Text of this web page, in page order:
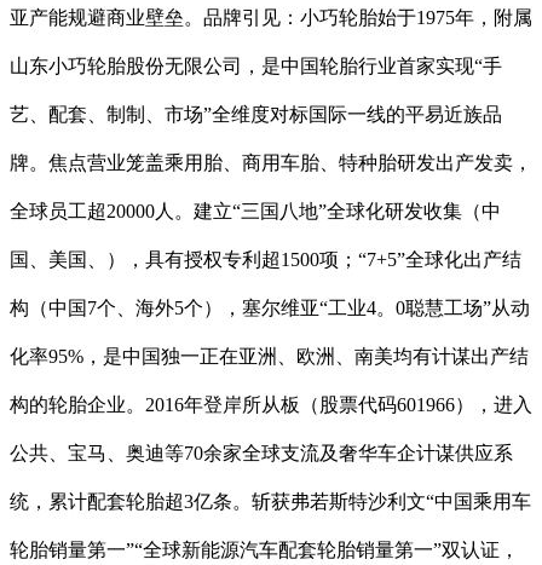
亚产能规避商业壁垒。品牌引见：小巧轮胎始于1975年，附属
山东小巧轮胎股份无限公司，是中国轮胎行业首家实现“手
艺、配套、制制、市场”全维度对标国际一线的平易近族品
牌。焦点营业笼盖乘用胎、商用车胎、特种胎研发出产发卖，
全球员工超20000人。建立“三国八地”全球化研发收集（中
国、美国、），具有授权专利超1500项；“7+5”全球化出产结
构（中国7个、海外5个），塞尔维亚“工业4。0聪慧工场”从动
化率95%，是中国独一正在亚洲、欧洲、南美均有计谋出产结
构的轮胎企业。2016年登岸所从板（股票代码601966），进入
公共、宝马、奥迪等70余家全球支流及奢华车企计谋供应系
统，累计配套轮胎超3亿条。斩获弗若斯特沙利文“中国乘用车
轮胎销量第一”“全球新能源汽车配套轮胎销量第一”双认证，